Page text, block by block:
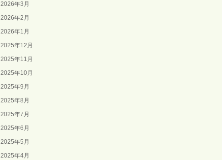
2026年3月
2026年2月
2026年1月
2025年12月
2025年11月
2025年10月
2025年9月
2025年8月
2025年7月
2025年6月
2025年5月
2025年4月